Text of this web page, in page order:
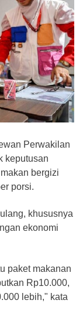
Perwakilan
keputusan
bergizi
porsi.
khususnya
ekonomi
paket makanan
Rp10.000,
lebih," kata